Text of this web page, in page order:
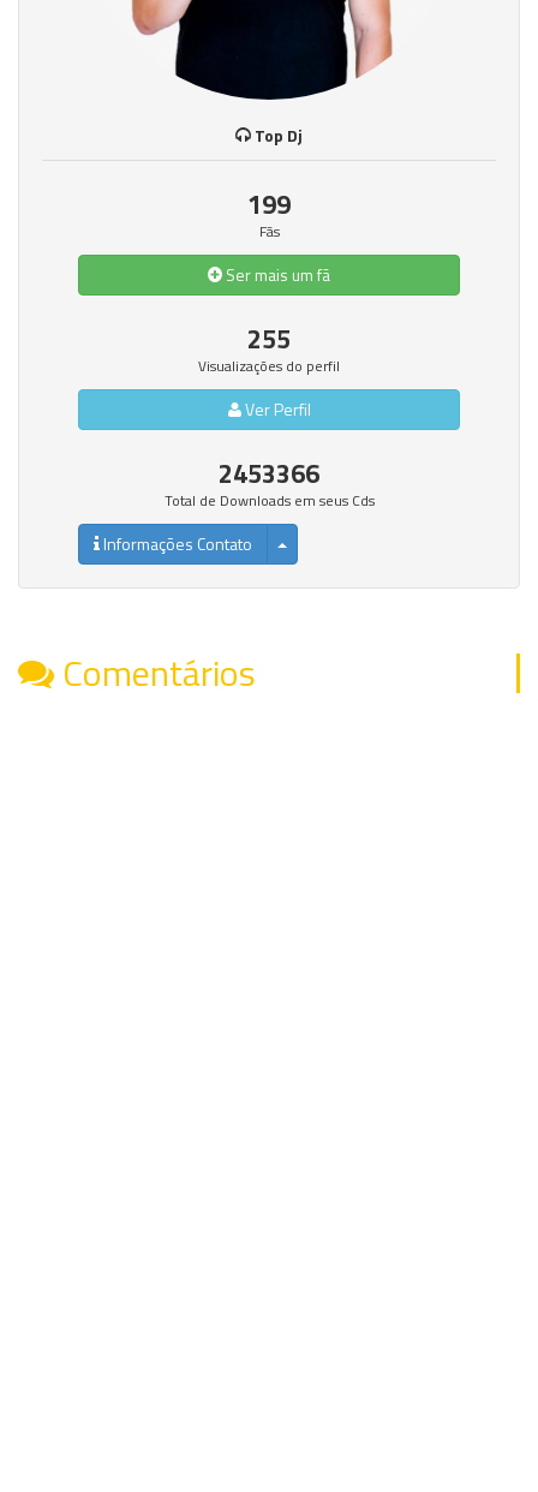
Top Dj
199
Fãs
Ser mais um fã
255
Visualizações do perfil
Ver Perfil
2453366
Total de Downloads em seus Cds
Informações Contato
Comentários